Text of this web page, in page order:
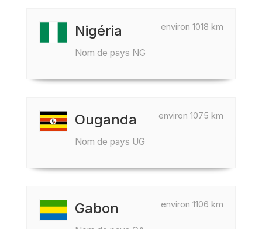
environ 1018 km
Nigéria
Nom de pays NG
environ 1075 km
Ouganda
Nom de pays UG
environ 1106 km
Gabon